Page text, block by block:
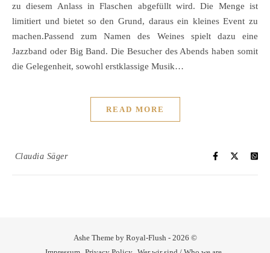
zu diesem Anlass in Flaschen abgefüllt wird. Die Menge ist
limitiert und bietet so den Grund, daraus ein kleines Event zu
machen.Passend zum Namen des Weines spielt dazu eine
Jazzband oder Big Band. Die Besucher des Abends haben somit
die Gelegenheit, sowohl erstklassige Musik…
READ MORE
Claudia Säger
Ashe Theme by Royal-Flush - 2026 ©